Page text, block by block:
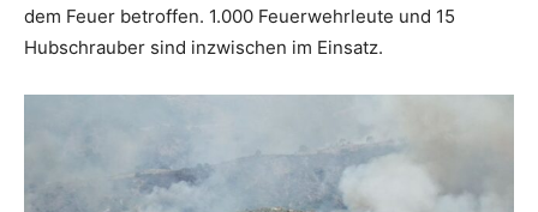
dem Feuer betroffen. 1.000 Feuerwehrleute und 15
Hubschrauber sind inzwischen im Einsatz.